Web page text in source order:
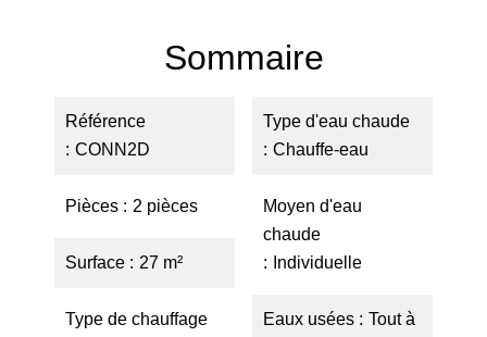
Sommaire
Référence
CONN2D
Pièces 2 pièces
Surface 27 m²
Type de chauffage
Type d'eau chaude
Chauffe-eau
Moyen d'eau
chaude
Individuelle
Eaux usées
Tout à